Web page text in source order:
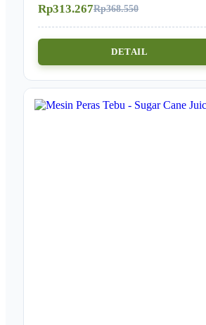
Rp313.267Rp368.550
DETAIL